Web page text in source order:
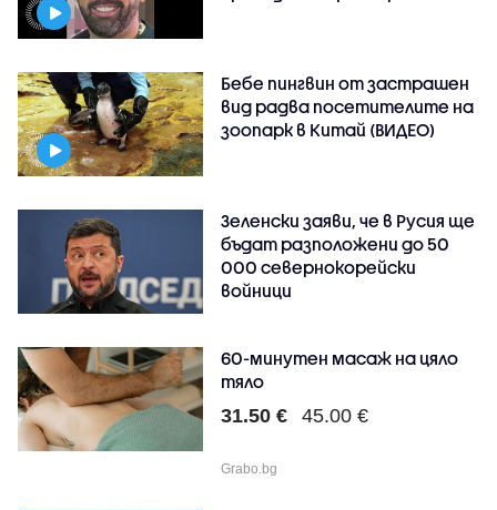
Бебе пингвин от застрашен
вид радва посетителите на
зоопарк в Китай (ВИДЕО)
Зеленски заяви, че в Русия ще
бъдат разположени до 50
000 севернокорейски
войници
60-минутен масаж на цяло
тяло
31.50 € 45.00 €
Grabo.bg